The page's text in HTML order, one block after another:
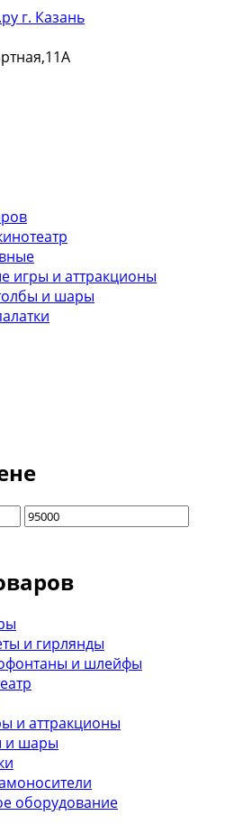
игры и аттракционы
и шары
и гирлянды
и шлейфы
и аттракционы
и шары
оборудование